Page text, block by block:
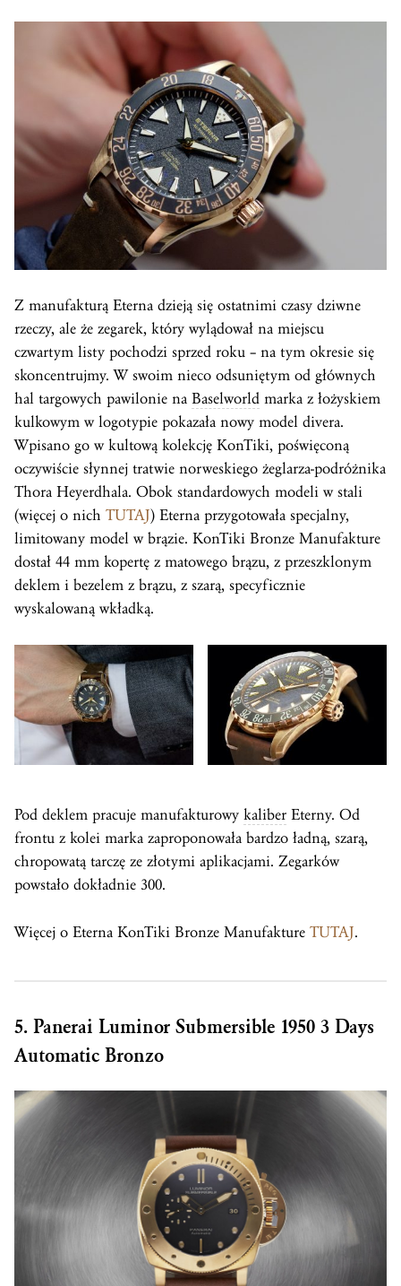
Z manufakturą Eterna dzieją się ostatnimi czasy dziwne
rzeczy, ale że zegarek, który wylądował na miejscu
czwartym listy pochodzi sprzed roku – na tym okresie się
skoncentrujmy. W swoim nieco odsuniętym od głównych
hal targowych pawilonie na Baselworld marka z łożyskiem
kulkowym w logotypie pokazała nowy model divera.
Wpisano go w kultową kolekcję KonTiki, poświęconą
oczywiście słynnej tratwie norweskiego żeglarza-podróżnika
Thora Heyerdhala. Obok standardowych modeli w stali
(więcej o nich TUTAJ) Eterna przygotowała specjalny,
limitowany model w brązie. KonTiki Bronze Manufakture
dostał 44 mm kopertę z matowego brązu, z przeszklonym
deklem i bezelem z brązu, z szarą, specyficznie
wyskalowaną wkładką.
Pod deklem pracuje manufakturowy kaliber Eterny. Od
frontu z kolei marka zaproponowała bardzo ładną, szarą,
chropowatą tarczę ze złotymi aplikacjami. Zegarków
powstało dokładnie 300.
Więcej o Eterna KonTiki Bronze Manufakture TUTAJ.
5. Panerai Luminor Submersible 1950 3 Days
Automatic Bronzo